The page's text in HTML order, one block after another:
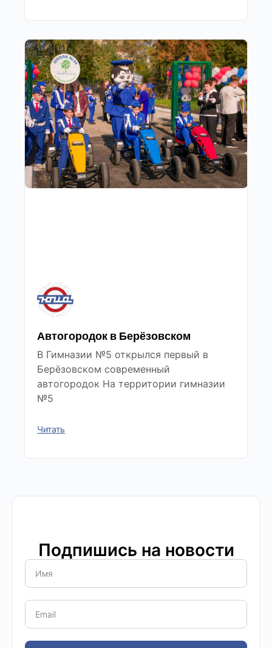
Автогородок в Берёзовском
В Гимназии №5 открылся первый в
Берёзовском современный
автогородок На территории гимназии
№5
Читать
Подпишись на новости